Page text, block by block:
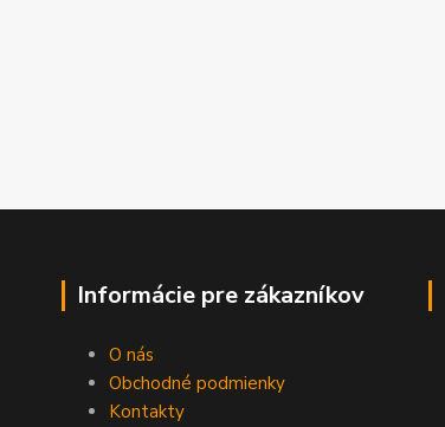
Informácie pre zákazníkov
O nás
Obchodné podmienky
Kontakty